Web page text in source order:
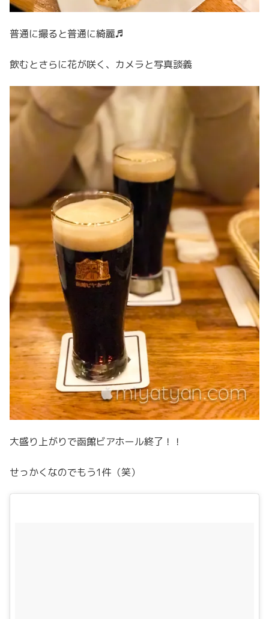
普通に撮ると普通に綺麗♬
飲むとさらに花が咲く、カメラと写真談義
大盛り上がりで函館ビアホール終了！！
せっかくなのでもう1件（笑）